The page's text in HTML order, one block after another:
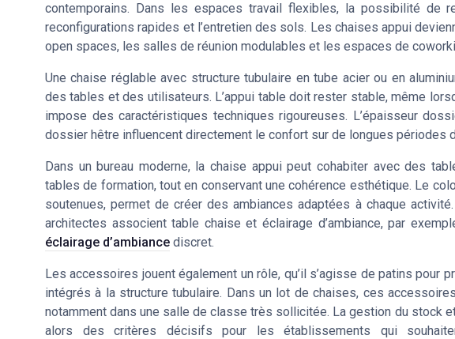
contemporains. Dans les espaces travail flexibles, la possibilité de
reconfigurations rapides et l’entretien des sols. Les chaises appui
open spaces, les salles de réunion modulables et les espaces de
Une chaise réglable avec structure tubulaire en tube acier ou en
des tables et des utilisateurs. L’appui table doit rester stable, même
impose des caractéristiques techniques rigoureuses. L’épaisseur
dossier hêtre influencent directement le confort sur de longues périodes
Dans un bureau moderne, la chaise appui peut cohabiter avec des
tables de formation, tout en conservant une cohérence esthétique. Le
soutenues, permet de créer des ambiances adaptées à chaque
architectes associent table chaise et éclairage d’ambiance, par
éclairage d’ambiance discret.
Les accessoires jouent également un rôle, qu’il s’agisse de patins pour
intégrés à la structure tubulaire. Dans un lot de chaises, ces
notamment dans une salle de classe très sollicitée. La gestion du stock
alors des critères décisifs pour les établissements qui